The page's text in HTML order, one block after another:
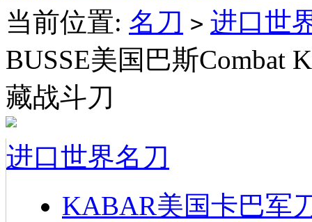
当前位置: 名刀 > 进口世
BUSSE美国巴斯Combat
藏战斗刀
进口世界名刀
KABAR美国卡巴军